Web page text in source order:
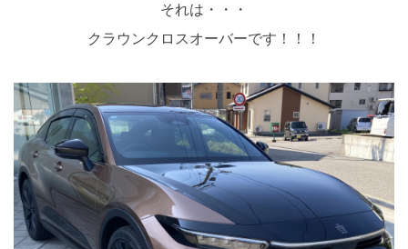
それは・・・
クラウンクロスオーバーです！！！